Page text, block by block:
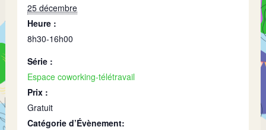
25 décembre
Heure :
8h30-16h00
Série :
Espace coworking-télétravail
Prix :
Gratuit
Catégorie d’Évènement: